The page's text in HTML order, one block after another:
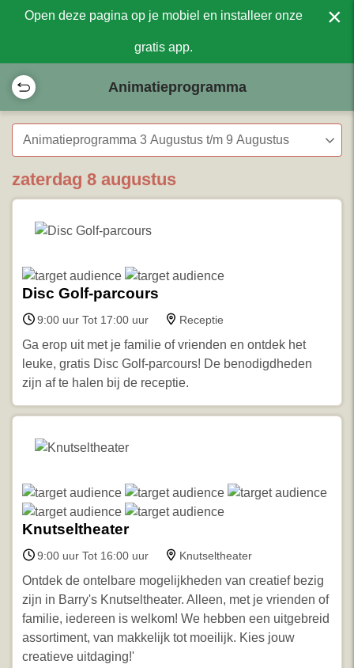
Open deze pagina op je mobiel en installeer onze
gratis app.
×
Animatieprogramma
Animatieprogramma 3 Augustus t/m 9 Augustus
zaterdag 8 augustus
Disc Golf-parcours
9:00 uur Tot 17:00 uur Receptie
Ga erop uit met je familie of vrienden en ontdek het
leuke, gratis Disc Golf-parcours! De benodigdheden
zijn af te halen bij de receptie.
Knutseltheater
9:00 uur Tot 16:00 uur Knutseltheater
Ontdek de ontelbare mogelijkheden van creatief bezig
zijn in Barry's Knutseltheater. Alleen, met je vrienden of
familie, iedereen is welkom! We hebben een uitgebreid
assortiment, van makkelijk tot moeilijk. Kies jouw
creatieve uitdaging!'